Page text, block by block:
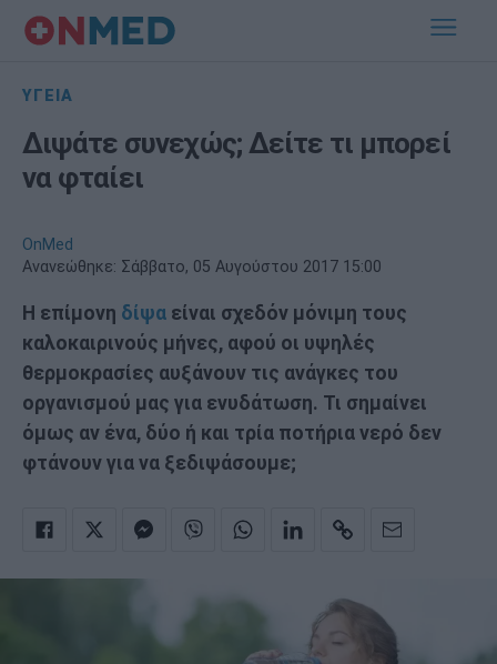
ΥΓΕΙΑ
Διψάτε συνεχώς; Δείτε τι μπορεί
να φταίει
OnMed
Ανανεώθηκε: Σάββατο, 05 Αυγούστου 2017 15:00
Η επίμονη δίψα είναι σχεδόν μόνιμη τους
καλοκαιρινούς μήνες, αφού οι υψηλές
θερμοκρασίες αυξάνουν τις ανάγκες του
οργανισμού μας για ενυδάτωση. Τι σημαίνει
όμως αν ένα, δύο ή και τρία ποτήρια νερό δεν
φτάνουν για να ξεδιψάσουμε;